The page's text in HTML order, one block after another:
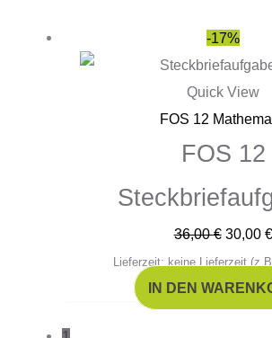
-17%
Quick View
FOS 12
FOS 12
36,00€
Preis
war:
36,00 €
30,00 €
Lieferzeit: keine Lieferzeit
IN DEN